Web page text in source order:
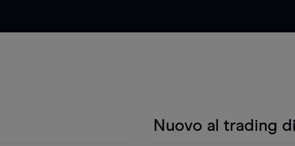
Nuovo al trading